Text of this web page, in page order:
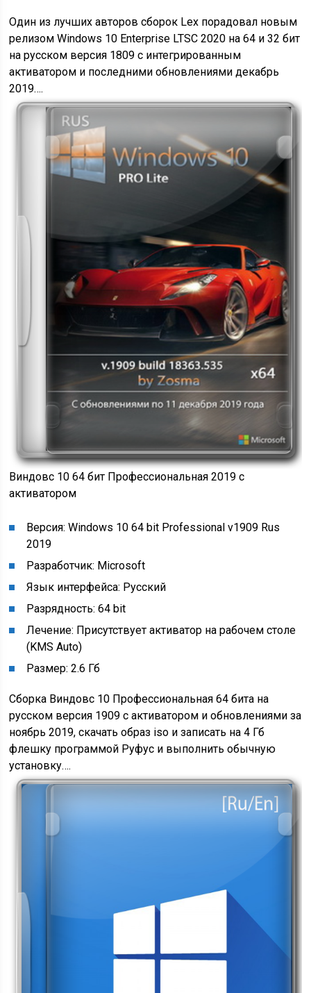
Один из лучших авторов сборок Lex порадовал новым
релизом Windows 10 Enterprise LTSC 2020 на 64 и 32 бит
на русском версия 1809 с интегрированным
активатором и последними обновлениями декабрь
2019….
Виндовс 10 64 бит Профессиональная 2019 с
активатором
Версия: Windows 10 64 bit Professional v1909 Rus
2019
Разработчик: Microsoft
Язык интерфейса: Русский
Разрядность: 64 bit
Лечение: Присутствует активатор на рабочем столе
(KMS Auto)
Размер: 2.6 Гб
Сборка Виндовс 10 Профессиональная 64 бита на
русском версия 1909 с активатором и обновлениями за
ноябрь 2019, скачать образ iso и записать на 4 Гб
флешку программой Руфус и выполнить обычную
установку….